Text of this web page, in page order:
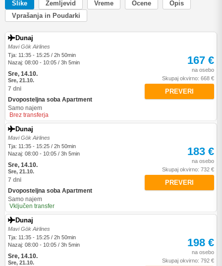
Slike Zemljevid Vreme Ocene
Opis
Vprašanja in Poudarki
Dunaj
Mavi Gök Airlines
Tja: 11:35 - 15:25 / 2h 50min
Nazaj: 08:00 - 10:05 / 3h 5min
Sre, 14.10.
Sre, 21.10.
7 dni
Dvoposteljna soba Apartment
Samo najem
Brez transferja
167 €
na osebo
Skupaj okvirno: 668 €
PREVERI
Dunaj
Mavi Gök Airlines
Tja: 11:35 - 15:25 / 2h 50min
Nazaj: 08:00 - 10:05 / 3h 5min
Sre, 14.10.
Sre, 21.10.
7 dni
Dvoposteljna soba Apartment
Samo najem
Vključen transfer
183 €
na osebo
Skupaj okvirno: 732 €
PREVERI
Dunaj
Mavi Gök Airlines
Tja: 11:35 - 15:25 / 2h 50min
Nazaj: 08:00 - 10:05 / 3h 5min
Sre, 14.10.
Sre, 21.10.
198 €
na osebo
Skupaj okvirno: 792 €